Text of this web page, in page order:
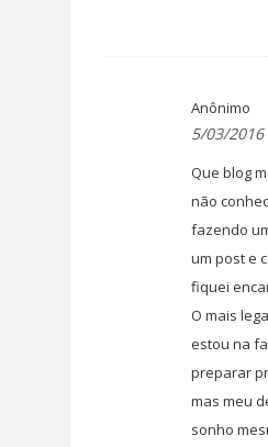
Anônimo
5/03/2016
Que blog
não
fazendo
um post e
fiquei
O mais
estou na
preparar
mas meu
sonho